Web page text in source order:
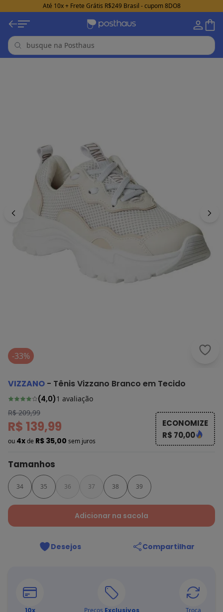
Até 10x + Frete Grátis R$249 Brasil - cupom 8DO8
-33%
VIZZANO - Tênis Vizzano Branco em Tecido
(4,0)1 avaliação
R$ 209,99
R$ 139,99
ou 4xde R$ 35,00 sem juros
ECONOMIZE
R$ 70,00
Tamanhos
34 35 36 37 38 39
Adicionar na sacola
Desejos Compartilhar